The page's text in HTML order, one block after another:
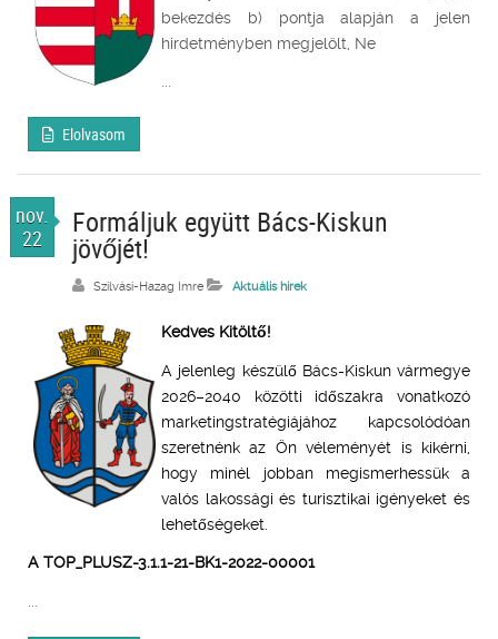
bekezdés b) pontja alapján a jelen
hirdetményben megjelölt, Ne
...
Elolvasom
nov.
22
Formáljuk együtt Bács-Kiskun
jövőjét!
Szilvási-Hazag Imre Aktuális hírek
Kedves Kitöltő!
A jelenleg készülő Bács-Kiskun vármegye
2026–2040 közötti időszakra vonatkozó
marketingstratégiájához kapcsolódóan
szeretnénk az Ön véleményét is kikérni,
hogy minél jobban megismerhessük a
valós lakossági és turisztikai igényeket és
lehetőségeket.
A TOP_PLUSZ-3.1.1-21-BK1-2022-00001